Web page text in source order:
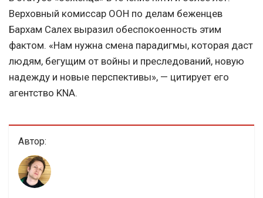
Верховный комиссар ООН по делам беженцев
Бархам Салех выразил обеспокоенность этим
фактом. «Нам нужна смена парадигмы, которая даст
людям, бегущим от войны и преследований, новую
надежду и новые перспективы», — цитирует его
агентство KNA.
Автор: